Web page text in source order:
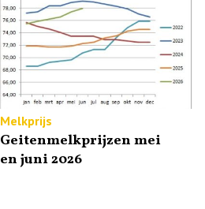
Melkprijs
Geitenmelkprijzen mei
en juni 2026